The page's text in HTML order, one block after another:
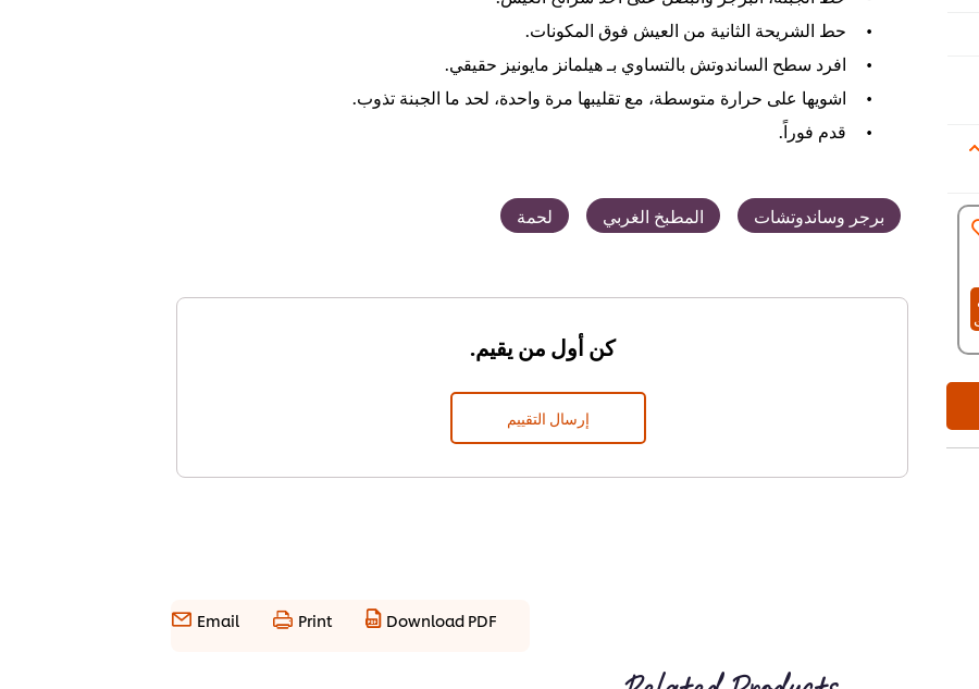
حط الشريحة الثانية من العيش فوق المكونات.
افرد سطح الساندوتش بالتساوي بـ هيلمانز مايونيز حقيقي.
اشويها على حرارة متوسطة، مع تقليبها مرة واحدة، لحد ما الجبنة تذوب.
قدم فوراً.
برجر وساندوتشات المطبخ الغربي لحمة
كن أول من يقيم.
إرسال التقييم
Download PDF
Print
Email